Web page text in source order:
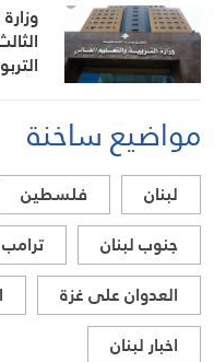
مواضيع ساخنة
لبنان فلسطين
جنوب لبنان
ترامب
العدوان على غزة
اخبار لبنان